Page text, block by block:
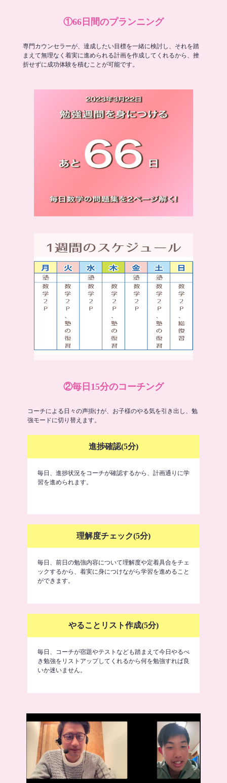
①66日間のプランニング
専門カウンセラーが、達成したい目標を一緒に検討し、それを踏
まえて無理なく着実に進められる計画を作成してくれるから、挫
折せずに成功体験を積むことが可能です。
②毎日15分のコーチング
コーチによる日々の声掛けが、お子様のやる気を引き出し、勉
強モードに切り替えます。
進捗確認(5分)
毎日、進捗状況をコーチが確認するから、計画通りに学
習を進められます。
理解度チェック(5分)
毎日、前日の勉強内容について理解度や定着具合をチェ
ックするから、着実に身につけながら学習を進めること
ができます。
やることリスト作成(5分)
毎日、コーチが宿題やテストなども踏まえて今日やるべ
き勉強をリストアップしてくれるから何を勉強すれば良
いか迷いません。